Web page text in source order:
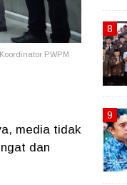
PWPM
media tidak
dan